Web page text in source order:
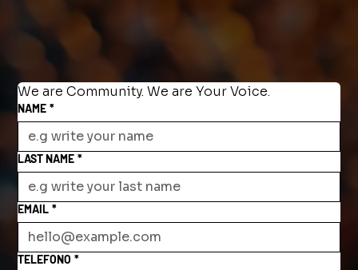
We are Community. We are Your Voice.
NAME *
LAST NAME *
EMAIL *
TELEFONO *